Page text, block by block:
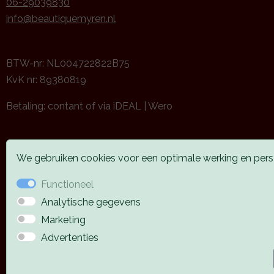
info@beautiquemyren.nl
BTW-nr: NL004722822B75
KvK nr: 89380819
Betaling: contant of via iDEAL | Wero
We gebruiken cookies voor een optimale werking en
Functioneel
Analytische gegevens
Marketing
Advertenties